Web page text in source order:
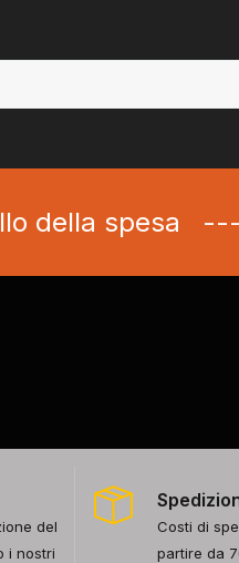
della spesa ---
del
i nostri
Costi di
partire da